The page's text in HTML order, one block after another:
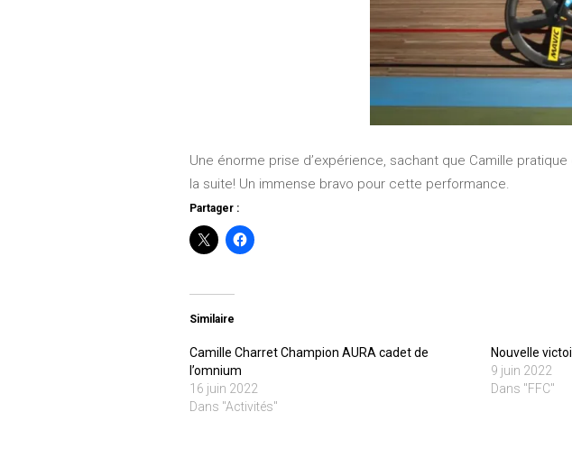
Une énorme prise d’expérience, sachant que Camille
la suite! Un immense bravo pour cette performance.
Partager :
Similaire
Camille Charret Champion AURA cadet de
l’omnium
16 juin 2022
Dans "Activités"
Nouvelle
9 juin 2022
Dans "FFC"